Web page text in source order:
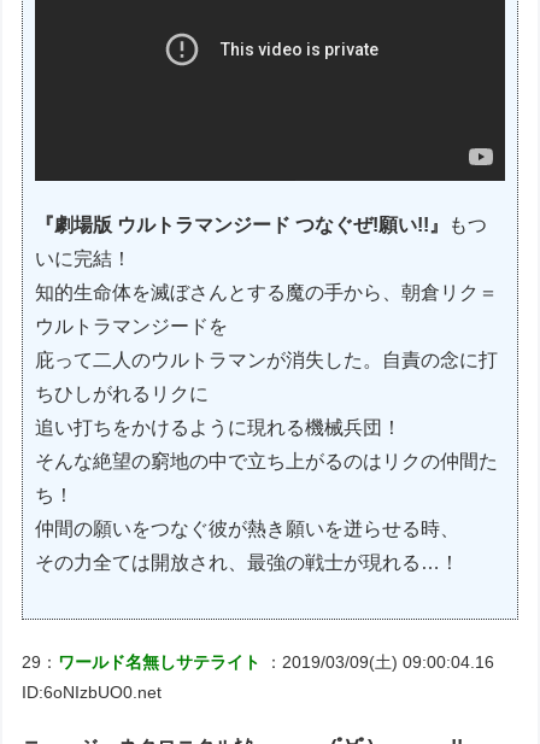
『劇場版 ウルトラマンジード つなぐぜ!願い!!』
もつ
いに完結！
知的生命体を滅ぼさんとする魔の手から、朝倉リク＝
ウルトラマンジードを
庇って二人のウルトラマンが消失した。自責の念に打
ちひしがれるリクに
追い打ちをかけるように現れる機械兵団！
そんな絶望の窮地の中で立ち上がるのはリクの仲間た
ち！
仲間の願いをつなぐ彼が熱き願いを迸らせる時、
その力全ては開放され、最強の戦士が現れる…！
29： ワールド名無しサテライト
：2019/03/09(土) 09:00:04.16
ID:6oNIzbUO0.net